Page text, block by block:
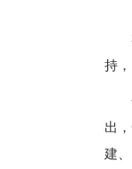
持
出
建